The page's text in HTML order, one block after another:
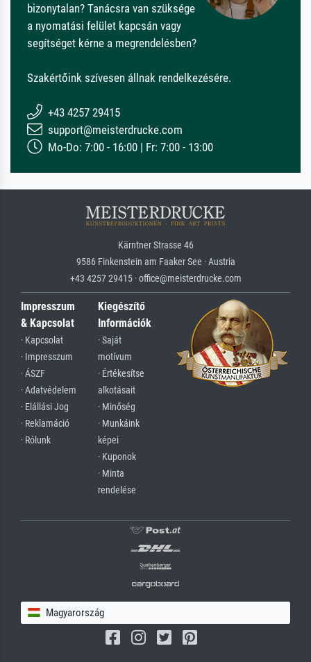
bizonytalan? Tanácsra van szüksége
a nyomatási felület kapcsán vagy
segítséget kérne a megrendelésben?
Szakértőink szívesen állnak rendelkezésére.
+43 4257 29415
support@meisterdrucke.com
Mo-Do: 7:00 - 16:00 | Fr: 7:00 - 13:00
Kärntner Strasse 46
9586 Finkenstein am Faaker See · Austria
+43 4257 29415 · office@meisterdrucke.com
Impresszum
& Kapcsolat
· Kapcsolat
· Impresszum
· ÁSZF
· Adatvédelem
· Elállási Jog
· Reklamáció
· Rólunk
Kiegészítő
Információk
· Saját
motívum
· Értékesítse
alkotásait
· Minőség
· Munkáink
képei
· Kuponok
· Minta
rendelése
Magyarország